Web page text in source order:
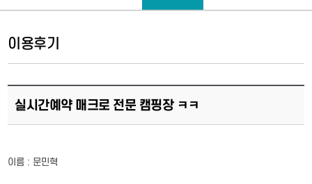
이용후기
실시간예약 매크로 전문 캠핑장 ㅋㅋ
이름 : 문민혁